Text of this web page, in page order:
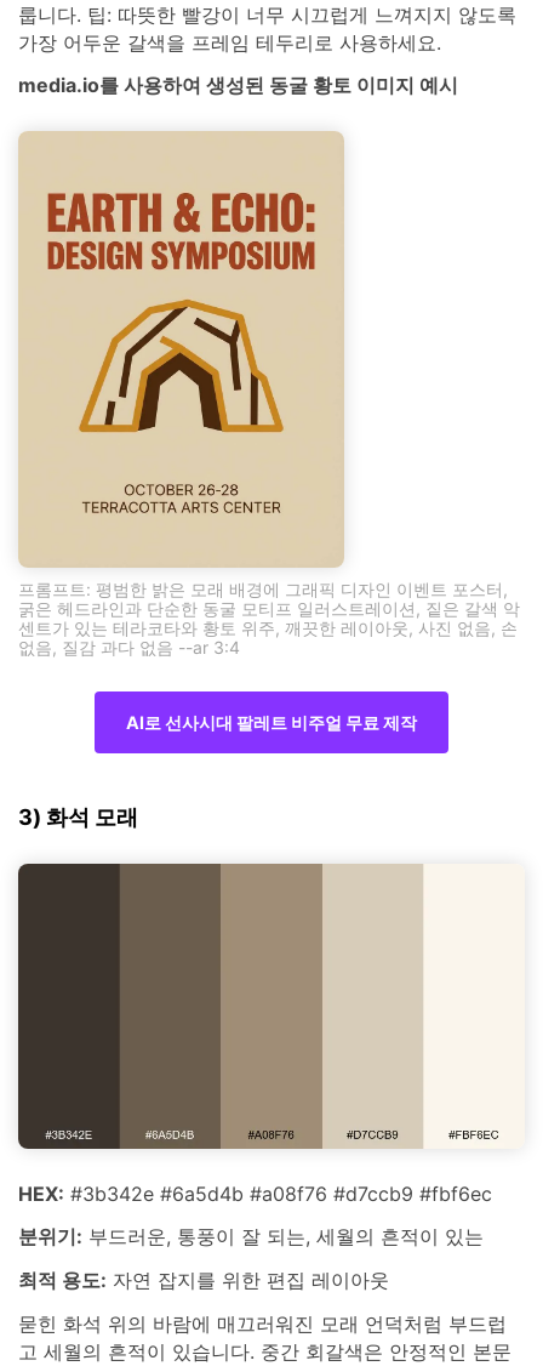
룹니다. 팁: 따뜻한 빨강이 너무 시끄럽게 느껴지지 않도록
가장 어두운 갈색을 프레임 테두리로 사용하세요.
media.io를 사용하여 생성된 동굴 황토 이미지 예시
프롬프트: 평범한 밝은 모래 배경에 그래픽 디자인 이벤트 포스터,
굵은 헤드라인과 단순한 동굴 모티프 일러스트레이션, 짙은 갈색 악
센트가 있는 테라코타와 황토 위주, 깨끗한 레이아웃, 사진 없음, 손
없음, 질감 과다 없음 --ar 3:4
AI로 선사시대 팔레트 비주얼 무료 제작
3) 화석 모래
HEX: #3b342e #6a5d4b #a08f76 #d7ccb9 #fbf6ec
분위기: 부드러운, 통풍이 잘 되는, 세월의 흔적이 있는
최적 용도: 자연 잡지를 위한 편집 레이아웃
묻힌 화석 위의 바람에 매끄러워진 모래 언덕처럼 부드럽
고 세월의 흔적이 있습니다. 중간 회갈색은 안정적인 본문